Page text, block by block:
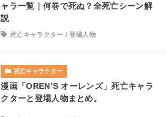
ャラ一覧｜何巻で死ぬ？全死亡シーン解
説
死亡キャラクター / 登場人物
死亡キャラクター
漫画「OREN’S オーレンズ」死亡キャラ
クターと登場人物まとめ。